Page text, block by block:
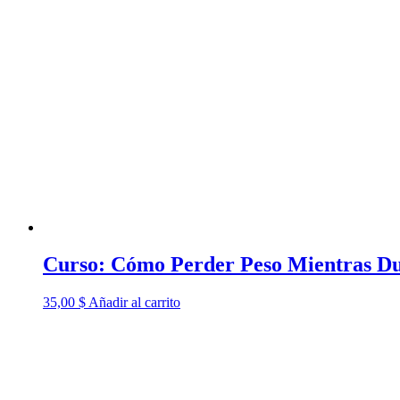
Curso: Cómo Perder Peso Mientras
35,00 $ Añadir al carrito